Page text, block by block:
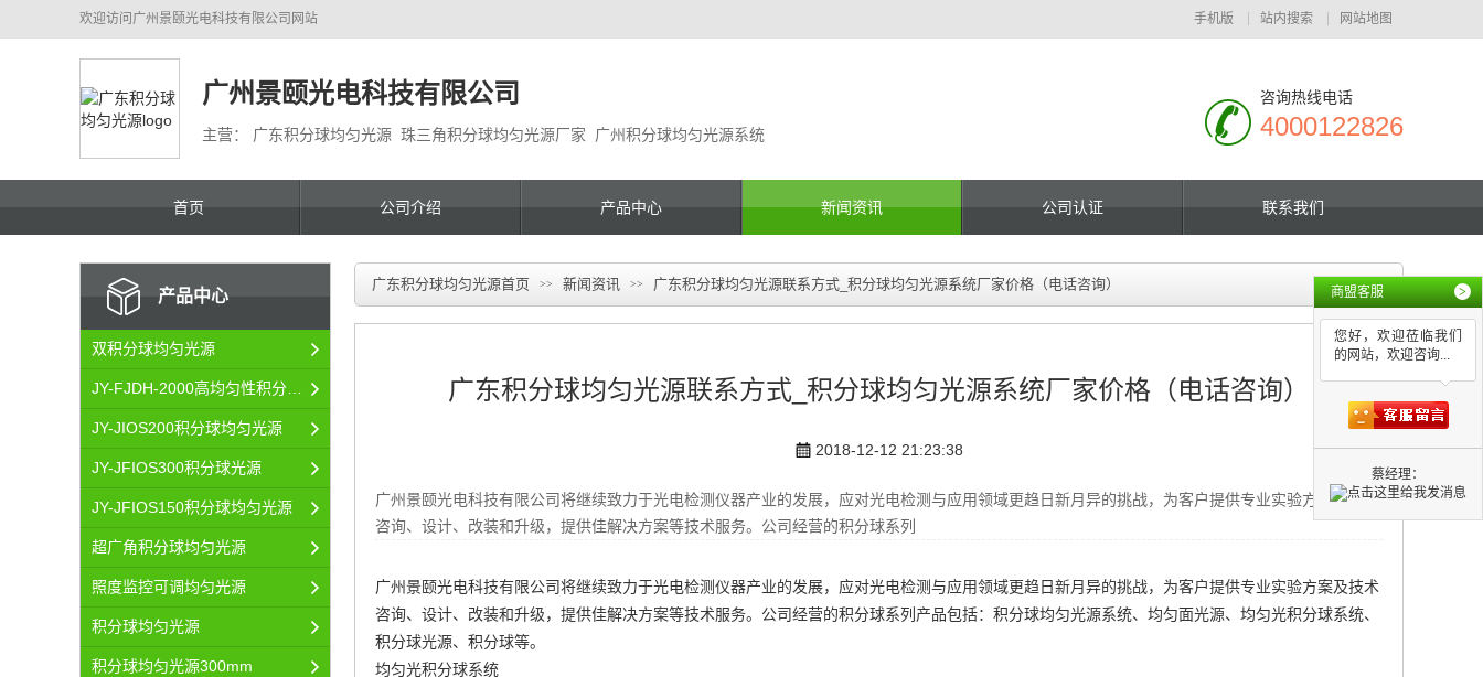
欢迎访问 广州景颐光电科技有限公司 网站 手机版 站内搜索 网站地图
广州景颐光电科技有限公司
主营： 广东积分球均匀光源 珠三角积分球均匀光源厂家 广州积分球均匀光源系统
咨询热线电话
4000122826
首页 公司介绍 产品中心 新闻资讯 公司认证 联系我们
产品中心
双积分球均匀光源
JY-JIOS200积分球均匀光源
JY-JFIOS300积分球光源
JY-JFIOS150积分球均匀光源
超广角积分球均匀光源
照度监控可调均匀光源
积分球均匀光源
积分球均匀光源300mm
广东积分球均匀光源首页 >> 新闻资讯 >> 广东积分球均匀光源联系方式_积分球均匀光源系统厂家价格（电话咨询）
广东积分球均匀光源联系方式_积分球均匀光源系统厂家价格（电话咨询）
2018-12-12 21:23:38
广州景颐光电科技有限公司将继续致力于光电检测仪器产业的发展，应对光电检测与应用领域更趋日新月异的挑战，为客户提供专业实验方案及技术
咨询、设计、改装和升级，提供佳解决方案等技术服务。公司经营的积分球系列
广州景颐光电科技有限公司将继续致力于光电检测仪器产业的发展，应对光电检测与应用领域更趋日新月异的挑战，为客户提供专业实验方案及技术
咨询、设计、改装和升级，提供佳解决方案等技术服务。公司经营的积分球系列产品包括：积分球均匀光源系统、均匀面光源、均匀光积分球系统、
积分球光源、积分球等。
均匀光积分球系统
商盟客服 >
您好，欢迎莅临我们
的网站，欢迎咨询...
蔡经理：